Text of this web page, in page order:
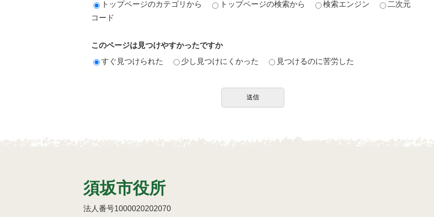
トップページのカテゴリから トップページの検索から 検索エンジン
二次元
コード
このページは見つけやすかったですか
すぐ見つけられた
少し見つけにくかった 見つけるのに苦労した
須坂市役所
法人番号1000020202070